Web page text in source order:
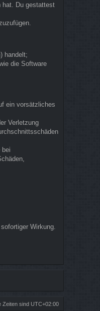
hat. Du gestattest
handelt;
die Software
ein vorsätzliches
Verletzung
bei
Wirkung.
Zeiten sind UTC+02:00